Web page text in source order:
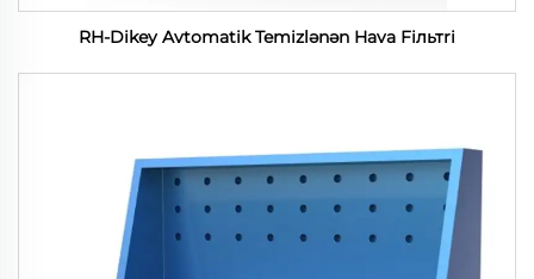
RH-Dikey Avtomatik Temizlənən Hava Fiльтri